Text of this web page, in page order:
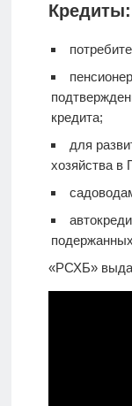
Кредиты:
кредита;
для
хозяйства в
«РСХБ»